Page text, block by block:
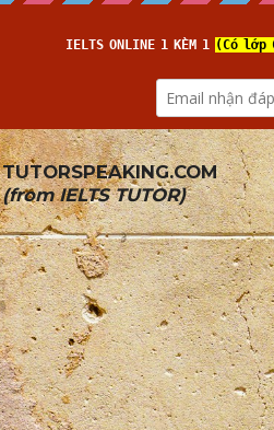
TUTORSPEAKING.COM
(from IELTS TUTOR)